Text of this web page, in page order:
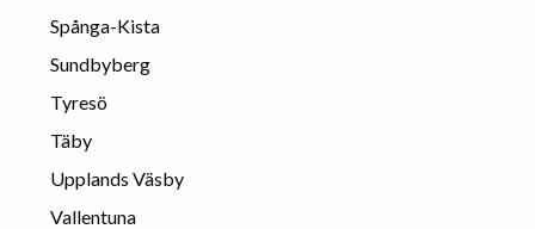
Spånga-Kista
Sundbyberg
Tyresö
Täby
Upplands Väsby
Vallentuna